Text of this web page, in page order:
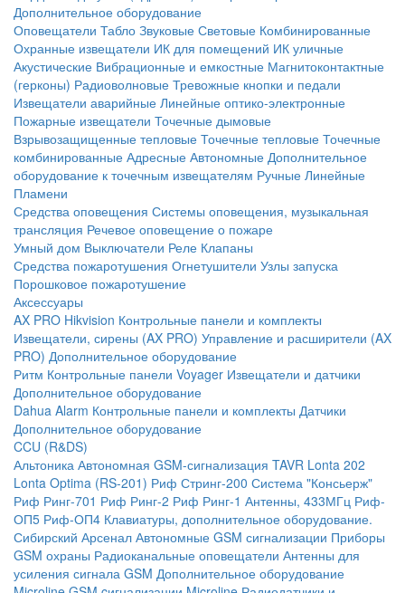
Дополнительное оборудование
Оповещатели Табло Звуковые Световые Комбинированные
Охранные извещатели ИК для помещений ИК уличные
Акустические Вибрационные и емкостные Магнитоконтактные
(герконы) Радиоволновые Тревожные кнопки и педали
Извещатели аварийные Линейные оптико-электронные
Пожарные извещатели Точечные дымовые
Взрывозащищенные тепловые Точечные тепловые Точечные
комбинированные Адресные Автономные Дополнительное
оборудование к точечным извещателям Ручные Линейные
Пламени
Средства оповещения Системы оповещения, музыкальная
трансляция Речевое оповещение о пожаре
Умный дом Выключатели Реле Клапаны
Средства пожаротушения Огнетушители Узлы запуска
Порошковое пожаротушение
Аксессуары
AX PRO Hikvision Контрольные панели и комплекты
Извещатели, сирены (AX PRO) Управление и расширители (AX
PRO) Дополнительное оборудование
Ритм Контрольные панели Voyager Извещатели и датчики
Дополнительное оборудование
Dahua Alarm Контрольные панели и комплекты Датчики
Дополнительное оборудование
CCU (R&DS)
Альтоника Автономная GSM-сигнализация TAVR Lonta 202
Lonta Optima (RS-201) Риф Стринг-200 Система "Консьерж"
Риф Ринг-701 Риф Ринг-2 Риф Ринг-1 Антенны, 433МГц Риф-
ОП5 Риф-ОП4 Клавиатуры, дополнительное оборудование.
Сибирский Арсенал Автономные GSM сигнализации Приборы
GSM охраны Радиоканальные оповещатели Антенны для
усиления сигнала GSM Дополнительное оборудование